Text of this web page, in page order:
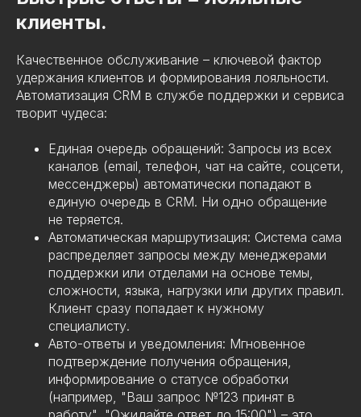
клиенты.
Качественное обслуживание – ключевой фактор
удержания клиентов и формирования лояльности.
Автоматизация CRM в службе поддержки и сервиса
творит чудеса:
Единая очередь обращений: Запросы из всех
каналов (email, телефон, чат на сайте, соцсети,
мессенджеры) автоматически попадают в
единую очередь в CRM. Ни одно обращение
не теряется.
Автоматическая маршрутизация: Система сама
распределяет запросы между менеджерами
поддержки или отделами на основе темы,
сложности, языка, нагрузки или других правил.
Клиент сразу попадает к нужному
специалисту.
Авто-ответы и уведомления: Мгновенное
подтверждение получения обращения,
информирование о статусе обработки
(например, "Ваш запрос №123 принят в